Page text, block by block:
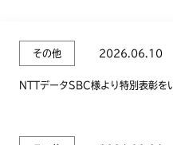
その他 2026.06.10
NTTデータSBC様より特別表彰を